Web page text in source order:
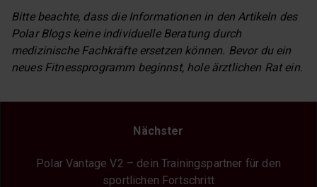
Bitte beachte, dass die Informationen in den Artikeln des
Polar Blogs keine individuelle Beratung durch
medizinische Fachkräfte ersetzen können. Bevor du ein
neues Fitnessprogramm beginnst, hole ärztlichen Rat ein.
Nächster
Polar Vantage V2 – dein Trainingspartner für den
sportlichen Fortschritt